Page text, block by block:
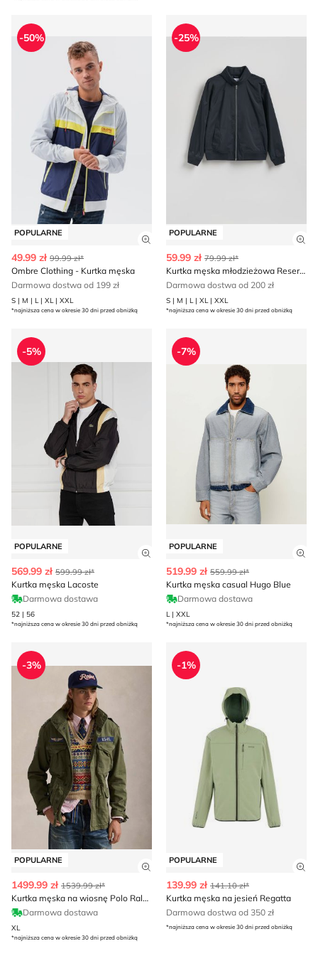
Ombre Clothing - Kurtka męska
POPULARNE
-50%
Zobacz szczegóły produktu
49.99 zł 99.99 zł*
Ombre Clothing - Kurtka męska
Darmowa dostwa od 199 zł
S | M | L | XL | XXL
*najniższa cena w okresie 30 dni przed obniżką
Kurtka męska młodzieżowa
POPULARNE
-25%
59.99 zł 79.99 zł*
Kurtka męska młodzieżowa Reserved
Darmowa dostwa od 200 zł
S | M | L | XL | XXL
*najniższa cena w okresie 30 dni przed obniżką
Kurtka męska Lacoste
POPULARNE
-5%
Zobacz szczegóły produktu
569.99 zł 599.99 zł*
Kurtka męska Lacoste
Darmowa dostawa
52 | 56
*najniższa cena w okresie 30 dni przed obniżką
Kurtka męska casual Hugo
POPULARNE
-7%
519.99 zł 559.99 zł*
Kurtka męska casual Hugo Blue
Darmowa dostawa
L | XXL
*najniższa cena w okresie 30 dni przed obniżką
Kurtka męska na wiosnę Polo Ralph Lauren
POPULARNE
-3%
Zobacz szczegóły produktu
1499.99 zł 1539.99 zł*
Kurtka męska na wiosnę Polo Ralph Lauren
Darmowa dostawa
XL
*najniższa cena w okresie 30 dni przed obniżką
Kurtka męska na jesień
POPULARNE
-1%
139.99 zł 141.10 zł*
Kurtka męska na jesień Regatta
Darmowa dostwa od 350 zł
*najniższa cena w okresie 30 dni przed obniżką